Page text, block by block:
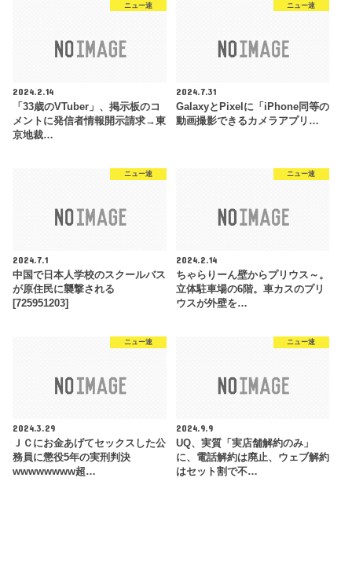
ニュー速
2024.2.14
「33歳のVTuber」、掲示板のコ
メントに発信者情報開示請求→東
京地裁…
ニュー速
2024.7.31
GalaxyとPixelに「iPhone同等の
動画撮影できるカメラアプリ…
ニュー速
2024.7.1
中国で日本人学校のスクールバス
が原住民に襲撃される
[725951203]
ニュー速
2024.2.14
ちゃらりーん壁からプリウス～。
立体駐車場の6階。車カスのプリ
ウスが外壁を…
ニュー速
2024.3.29
ＪＣにお金あげてセックスした公
務員に懲役5年の実刑判決
wwwwwwww超…
ニュー速
2024.9.9
UQ、実質「実店舗解約のみ」
に、電話解約は廃止、ウェブ解約
はセット割で不…